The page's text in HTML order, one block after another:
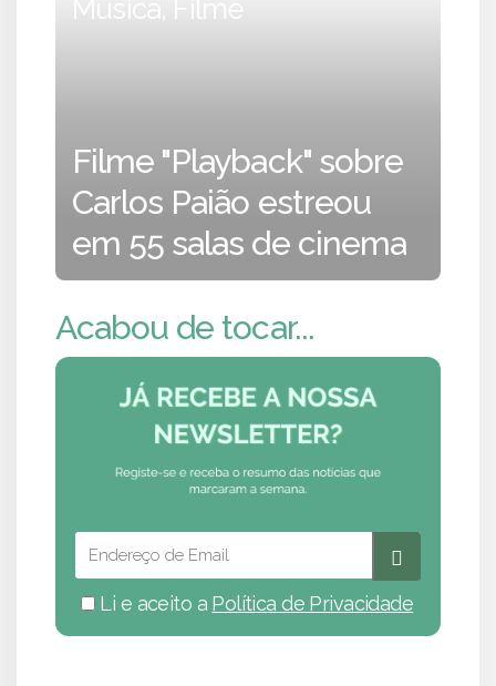
Música, Filme
Filme "Playback" sobre
Carlos Paião estreou
em 55 salas de cinema
Acabou de tocar...
Li e aceito a Política de Privacidade